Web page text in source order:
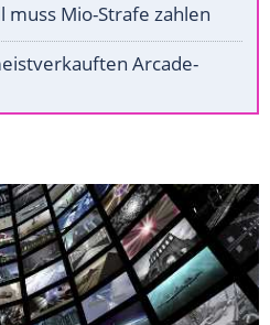
muss Mio-Strafe zahlen
Arcade-